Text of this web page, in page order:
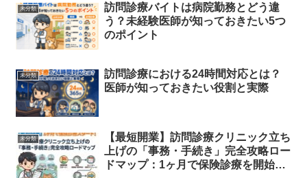
未分類
訪問診療バイトは病院勤務とどう違
う？未経験医師が知っておきたい5つ
のポイント
未分類
訪問診療における24時間対応とは？
医師が知っておきたい役割と実際
未分類
【最短開業】訪問診療クリニック立ち
上げの「事務・手続き」完全攻略ロー
ドマップ：1ヶ月で保険診療を開始す